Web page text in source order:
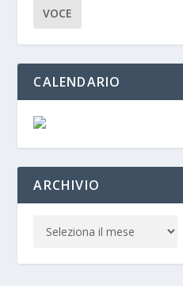
VOCE
CALENDARIO
ARCHIVIO